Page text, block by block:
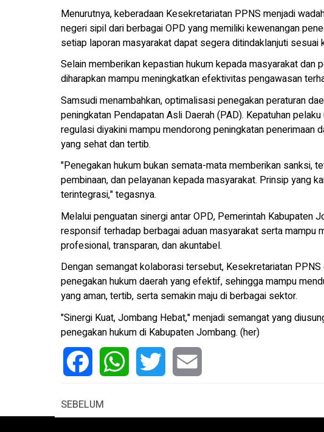
Menurutnya, keberadaan Kesekretariatan PPNS menjadi
negeri sipil dari berbagai OPD yang memiliki kewenangan
setiap laporan masyarakat dapat segera ditindaklanjuti sesuai
Selain memberikan kepastian hukum kepada masyarakat dan
diharapkan mampu meningkatkan efektivitas pengawasan
Samsudi menambahkan, optimalisasi penegakan peraturan
peningkatan Pendapatan Asli Daerah (PAD). Kepatuhan
regulasi diyakini mampu mendorong peningkatan penerimaan
yang sehat dan tertib.
"Penegakan hukum bukan semata-mata memberikan sanksi,
pembinaan, dan pelayanan kepada masyarakat. Prinsip yang
terintegrasi," tegasnya.
Melalui penguatan sinergi antar OPD, Pemerintah Kabupaten
responsif terhadap berbagai aduan masyarakat serta mampu
profesional, transparan, dan akuntabel.
Dengan semangat kolaborasi tersebut, Kesekretariatan
penegakan hukum daerah yang efektif, sehingga mampu
yang aman, tertib, serta semakin maju di berbagai sektor.
"Sinergi Kuat, Jombang Hebat," menjadi semangat yang
penegakan hukum di Kabupaten Jombang. (her)
SEBELUM